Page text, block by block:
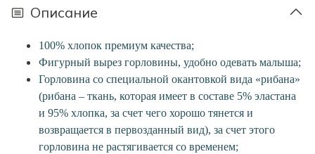
Описание
100% хлопок премиум качества;
Фигурный вырез горловины, удобно одевать малыша;
Горловина со специальной окантовкой вида «рибана»
(рибана – ткань, которая имеет в составе 5% эластана
и 95% хлопка, за счет чего хорошо тянется и
возвращается в первозданный вид), за счет этого
горловина не растягивается со временем;